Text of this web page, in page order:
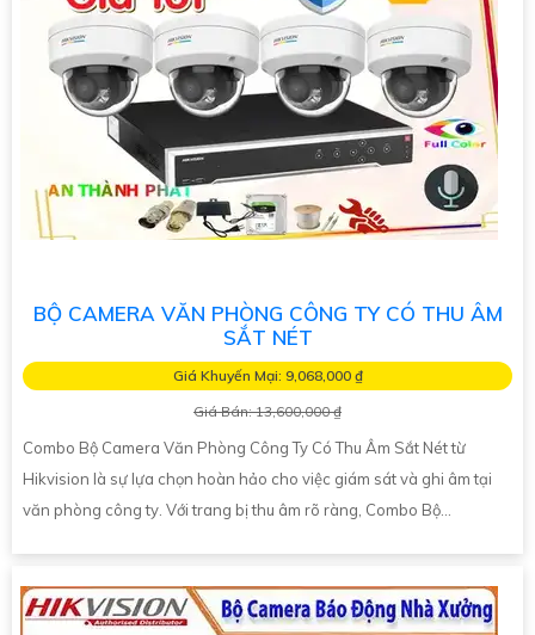
BỘ CAMERA VĂN PHÒNG CÔNG TY CÓ THU ÂM
SẮT NÉT
Giá Khuyến Mại: 9,068,000 ₫
Giá Bán: 13,600,000 ₫
Combo Bộ Camera Văn Phòng Công Ty Có Thu Âm Sắt Nét từ
Hikvision là sự lựa chọn hoàn hảo cho việc giám sát và ghi âm tại
văn phòng công ty. Với trang bị thu âm rõ ràng, Combo Bộ...